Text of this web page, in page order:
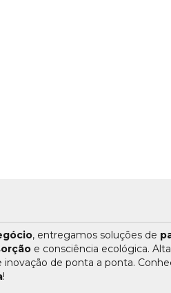
, entregamos soluções de
e consciência ecológica.
de ponta a ponta.
!